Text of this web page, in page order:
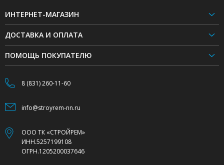
ИНТЕРНЕТ-МАГАЗИН
ДОСТАВКА И ОПЛАТА
ПОМОЩЬ ПОКУПАТЕЛЮ
8 (831) 260-11-60
info@stroyrem-nn.ru
ООО ТК «СТРОЙРЕМ»
ИНН.5257199108
ОГРН.1205200037646